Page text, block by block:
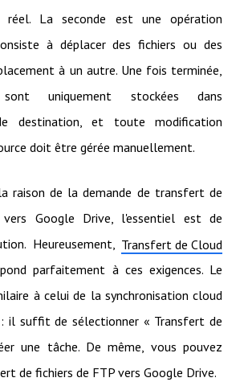
réel. La seconde est une opération
à déplacer des fichiers ou des
à un autre. Une fois terminée,
uniquement stockées dans
destination, et toute modification
doit être gérée manuellement.
raison de la demande de transfert de
Google Drive, l'essentiel est de
Heureusement, Transfert de Cloud
parfaitement à ces exigences. Le
à celui de la synchronisation cloud
: il suffit de sélectionner « Transfert de
une tâche. De même, vous pouvez
de fichiers de FTP vers Google Drive.